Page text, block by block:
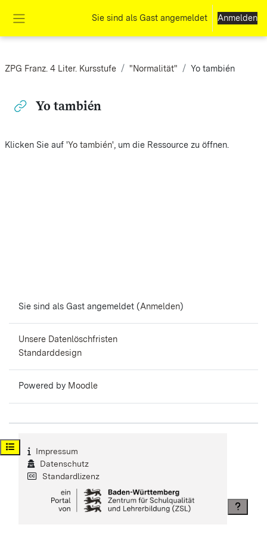
Sie sind als Gast angemeldet Anmelden
Kursindex öffnen
ZPG Franz. 4 Liter. Kursstufe "Normalität" Yo también
Yo también
Klicken Sie auf 'Yo también', um die Ressource zu öffnen.
Sie sind als Gast angemeldet (Anmelden)
Unsere Datenlöschfristen
Standarddesign
Powered by Moodle
Impressum
Datenschutz
Standardlizenz